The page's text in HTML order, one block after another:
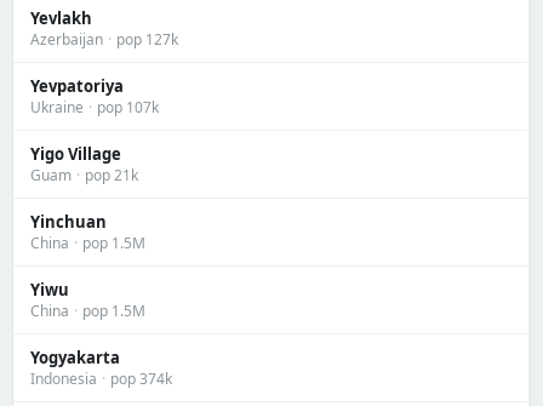
Yevlakh
Azerbaijan · pop 127k
Yevpatoriya
Ukraine · pop 107k
Yigo Village
Guam · pop 21k
Yinchuan
China · pop 1.5M
Yiwu
China · pop 1.5M
Yogyakarta
Indonesia · pop 374k